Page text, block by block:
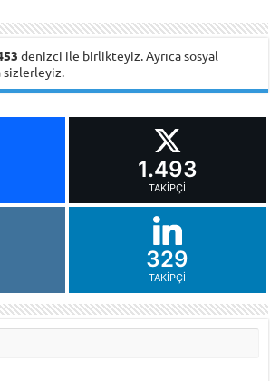
denizci ile birlikteyiz. Ayrıca sosyal
sizlerleyiz.
1.493
TAKIPÇI
329
TAKIPÇI